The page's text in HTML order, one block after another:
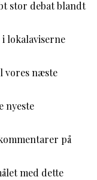
stor debat blandt
lokalaviserne
vores næste
nyeste
på
med dette